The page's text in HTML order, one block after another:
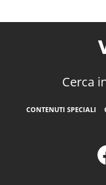
Cerca
CONTENUTI SPECIALI